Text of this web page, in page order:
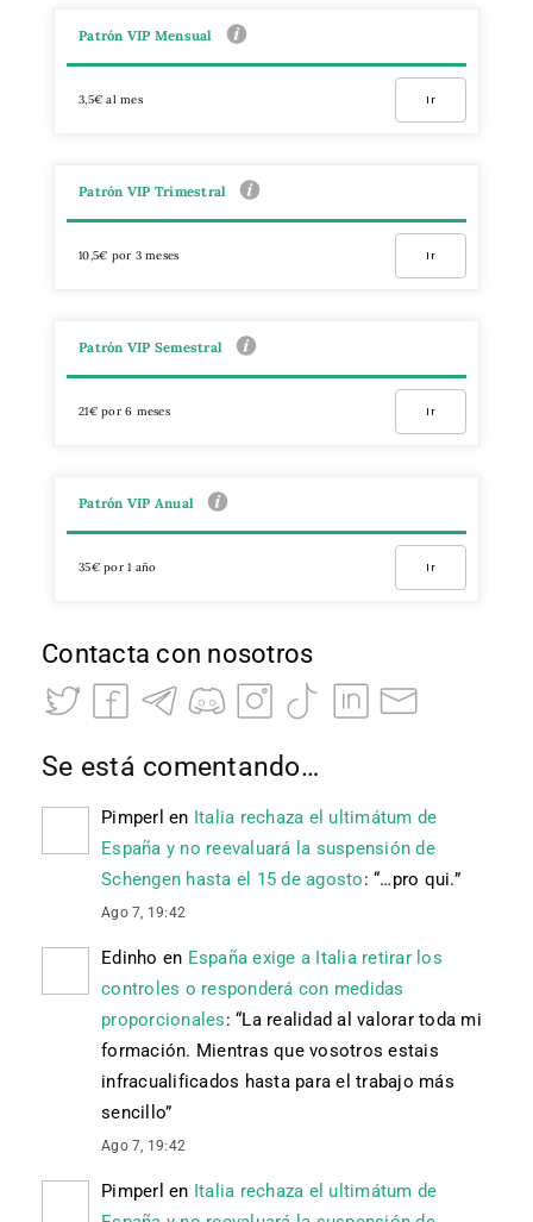
Patrón VIP Mensual
3,5€ al mes Ir
Patrón VIP Trimestral
10,5€ por 3 meses Ir
Patrón VIP Semestral
21€ por 6 meses Ir
Patrón VIP Anual
35€ por 1 año Ir
Contacta con nosotros
Se está comentando…
Pimperl en Italia rechaza el ultimátum de
España y no reevaluará la suspensión de
Schengen hasta el 15 de agosto: “…pro qui.”
Ago 7, 19:42
Edinho en España exige a Italia retirar los
controles o responderá con medidas
proporcionales: “La realidad al valorar toda mi
formación. Mientras que vosotros estais
infracualificados hasta para el trabajo más
sencillo”
Ago 7, 19:42
Pimperl en Italia rechaza el ultimátum de